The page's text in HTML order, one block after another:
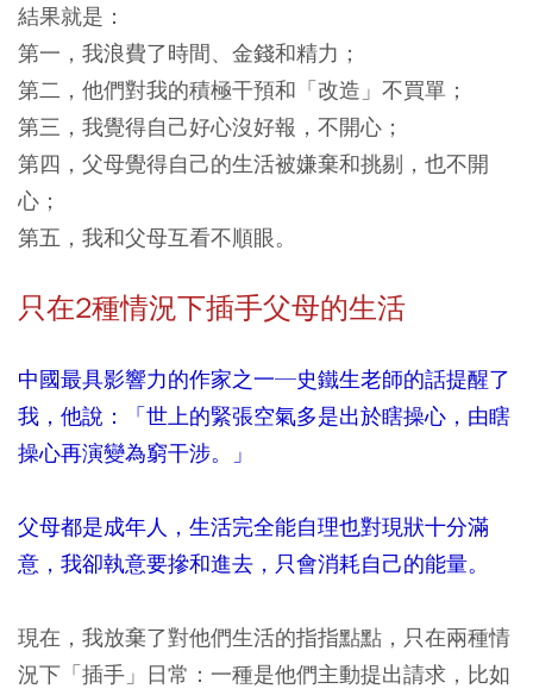
結果就是：
第一，我浪費了時間、金錢和精力；
第二，他們對我的積極干預和「改造」不買單；
第三，我覺得自己好心沒好報，不開心；
第四，父母覺得自己的生活被嫌棄和挑剔，也不開
心；
第五，我和父母互看不順眼。
只在2種情況下插手父母的生活
中國最具影響力的作家之一─史鐵生老師的話提醒了
我，他說：「世上的緊張空氣多是出於瞎操心，由瞎
操心再演變為窮干涉。」
父母都是成年人，生活完全能自理也對現狀十分滿
意，我卻執意要摻和進去，只會消耗自己的能量。
現在，我放棄了對他們生活的指指點點，只在兩種情
況下「插手」日常：一種是他們主動提出請求，比如